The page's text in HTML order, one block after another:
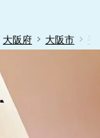
大阪府 大阪市 平